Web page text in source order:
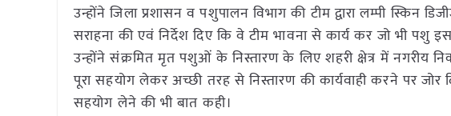
उन्होंने जिला प्रशासन व पशुपालन विभाग की टीम द्वारा लम्पी स्किन
सराहना की एवं निर्देश दिए कि वे टीम भावना से कार्य कर जो भी पशु
उन्होंने संक्रमित मृत पशुओं के निस्तारण के लिए शहरी क्षेत्र में नगरीय
पूरा सहयोग लेकर अच्छी तरह से निस्तारण की कार्यवाही करने पर जोर
सहयोग लेने की भी बात कही।